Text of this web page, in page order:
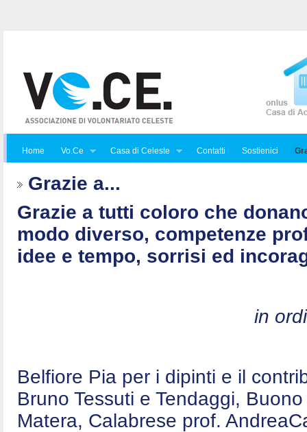
Home Vo.Ce Casa di Celeste Contatti Sostienici
Grazie a...
Grazie a tutti coloro che
modo diverso, competenze
idee e tempo, sorrisi ed
in
Belfiore Pia per i dipinti e il
Bruno Tessuti e Tendaggi,
Matera, Calabrese prof.